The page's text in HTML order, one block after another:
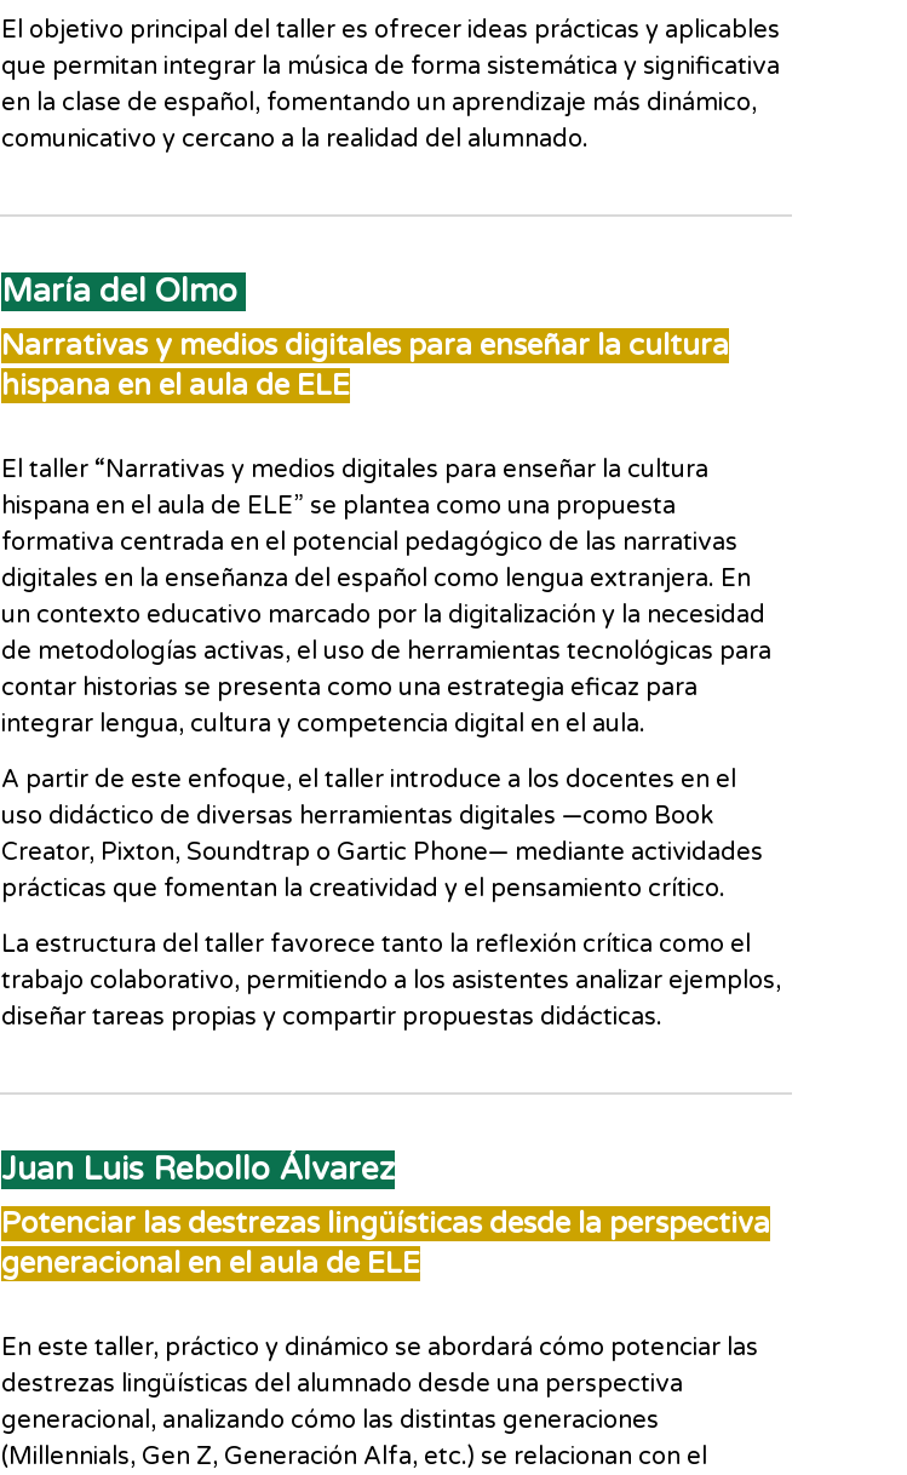
El objetivo principal del taller es ofrecer ideas prácticas y aplicables
que permitan integrar la música de forma sistemática y significativa
en la clase de español, fomentando un aprendizaje más dinámico,
comunicativo y cercano a la realidad del alumnado.
María del Olmo
Narrativas y medios digitales para enseñar la cultura
hispana en el aula de ELE
El taller “Narrativas y medios digitales para enseñar la cultura
hispana en el aula de ELE” se plantea como una propuesta
formativa centrada en el potencial pedagógico de las narrativas
digitales en la enseñanza del español como lengua extranjera. En
un contexto educativo marcado por la digitalización y la necesidad
de metodologías activas, el uso de herramientas tecnológicas para
contar historias se presenta como una estrategia eficaz para
integrar lengua, cultura y competencia digital en el aula.
A partir de este enfoque, el taller introduce a los docentes en el
uso didáctico de diversas herramientas digitales —como Book
Creator, Pixton, Soundtrap o Gartic Phone— mediante actividades
prácticas que fomentan la creatividad y el pensamiento crítico.
La estructura del taller favorece tanto la reflexión crítica como el
trabajo colaborativo, permitiendo a los asistentes analizar ejemplos,
diseñar tareas propias y compartir propuestas didácticas.
Juan Luis Rebollo Álvarez
Potenciar las destrezas lingüísticas desde la perspectiva
generacional en el aula de ELE
En este taller, práctico y dinámico se abordará cómo potenciar las
destrezas lingüísticas del alumnado desde una perspectiva
generacional, analizando cómo las distintas generaciones
(Millennials, Gen Z, Generación Alfa, etc.) se relacionan con el